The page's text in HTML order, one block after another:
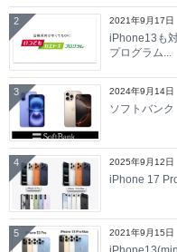
2021年9月17日
iPhone13も
プログラム...
2
2024年9月14日
ソフトバン
3
2025年9月12日
iPhone 17
4
2021年9月15日
5